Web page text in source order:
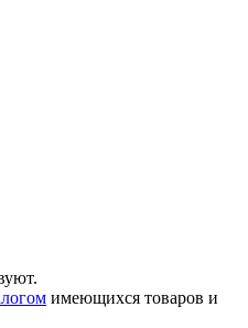
имеющихся товаров и